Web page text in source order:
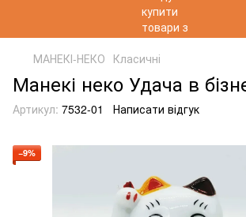
МАНЕКІ-НЕКО Класичні
Манекі неко Удача в
Артикул: 7532-01 Написати відгук
−9%